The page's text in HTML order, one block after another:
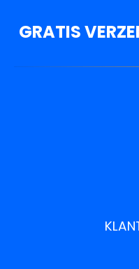
GRATIS